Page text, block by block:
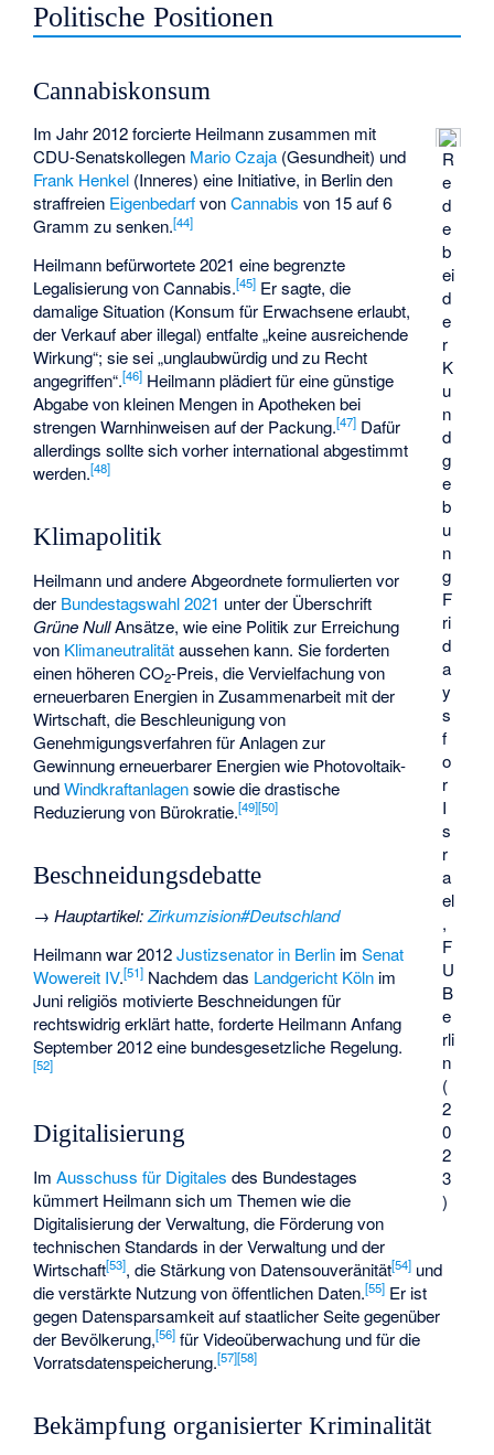
Politische Positionen
Cannabiskonsum
R
e
d
e
b
ei
d
e
r
K
u
n
d
g
e
b
u
n
g
F
ri
d
a
y
s
f
o
r
I
s
r
a
el
,
F
U
B
e
rli
n
(
2
0
2
3
)
Im Jahr 2012 forcierte Heilmann zusammen mit
CDU-Senatskollegen Mario Czaja (Gesundheit) und
Frank Henkel (Inneres) eine Initiative, in Berlin den
straffreien EigenbedarfvonCannabis von 15 auf 6
Gramm zu senken.[44]
Heilmann befürwortete 2021 eine begrenzte
Legalisierung von Cannabis.[45] Er sagte, die
damalige Situation (Konsum für Erwachsene erlaubt,
der Verkauf aber illegal) entfalte „keine ausreichende
Wirkung“; sie sei „unglaubwürdig und zu Recht
angegriffen“.[46] Heilmann plädiert für eine günstige
Abgabe von kleinen Mengen in Apotheken bei
strengen Warnhinweisen auf der Packung.[47] Dafür
allerdings sollte sich vorher international abgestimmt
werden.[48]
Klimapolitik
Heilmann und andere Abgeordnete formulierten vor
der Bundestagswahl 2021 unter der Überschrift
Grüne NullAnsätze, wie eine Politik zur Erreichung
von Klimaneutralitätaussehen kann. Sie forderten
einen höheren CO2-Preis, die Vervielfachung von
erneuerbaren Energien in Zusammenarbeit mit der
Wirtschaft, die Beschleunigung von
Genehmigungsverfahren für Anlagen zur
Gewinnung erneuerbarer Energien wie Photovoltaik-
undWindkraftanlagensowie die drastische
Reduzierung von Bürokratie.[49][50]
Beschneidungsdebatte
→Hauptartikel:Zirkumzision#Deutschland
Heilmann war 2012Justizsenator in Berlin imSenat
Wowereit IV.[51] Nachdem das Landgericht Köln im
Juni religiös motivierte Beschneidungen für
rechtswidrig erklärt hatte, forderte Heilmann Anfang
September 2012 eine bundesgesetzliche Regelung.
[52]
Digitalisierung
ImAusschuss für Digitales des Bundestages
kümmert Heilmann sich um Themen wie die
Digitalisierung der Verwaltung, die Förderung von
technischen Standards in der Verwaltung und der
Wirtschaft[53], die Stärkung von Datensouveränität[54] und
die verstärkte Nutzung von öffentlichen Daten.[55] Er ist
gegen Datensparsamkeit auf staatlicher Seite gegenüber
der Bevölkerung,[56] für Videoüberwachung und für die
Vorratsdatenspeicherung.[57][58]
Bekämpfung organisierter Kriminalität